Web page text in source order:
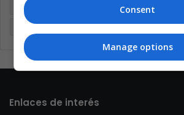
Economía Entretenimiento Fútbol
Memes (ES) Mundo México Música
Enlaces de interés
Consent
Manage options